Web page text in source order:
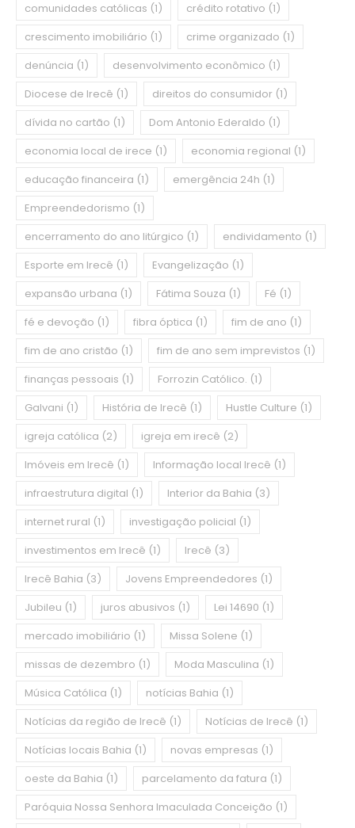
comunidades católicas (1) crédito rotativo (1)
crescimento imobiliário (1) crime organizado (1)
denúncia (1) desenvolvimento econômico (1)
Diocese de Irecê (1) direitos do consumidor (1)
dívida no cartão (1) Dom Antonio Ederaldo (1)
economia local de irece (1) economia regional (1)
educação financeira (1) emergência 24h (1)
Empreendedorismo (1)
encerramento do ano litúrgico (1) endividamento (1)
Esporte em Irecê (1) Evangelização (1)
expansão urbana (1) Fátima Souza (1) Fé (1)
fé e devoção (1) fibra óptica (1) fim de ano (1)
fim de ano cristão (1) fim de ano sem imprevistos (1)
finanças pessoais (1) Forrozin Católico. (1)
Galvani (1) História de Irecê (1) Hustle Culture (1)
igreja católica (2) igreja em irecê (2)
Imóveis em Irecê (1) Informação local Irecê (1)
infraestrutura digital (1) Interior da Bahia (3)
internet rural (1) investigação policial (1)
investimentos em Irecê (1) Irecê (3)
Irecê Bahia (3) Jovens Empreendedores (1)
Jubileu (1) juros abusivos (1) Lei 14690 (1)
mercado imobiliário (1) Missa Solene (1)
missas de dezembro (1) Moda Masculina (1)
Música Católica (1) notícias Bahia (1)
Notícias da região de Irecê (1) Notícias de Irecê (1)
Notícias locais Bahia (1) novas empresas (1)
oeste da Bahia (1) parcelamento da fatura (1)
Paróquia Nossa Senhora Imaculada Conceição (1)